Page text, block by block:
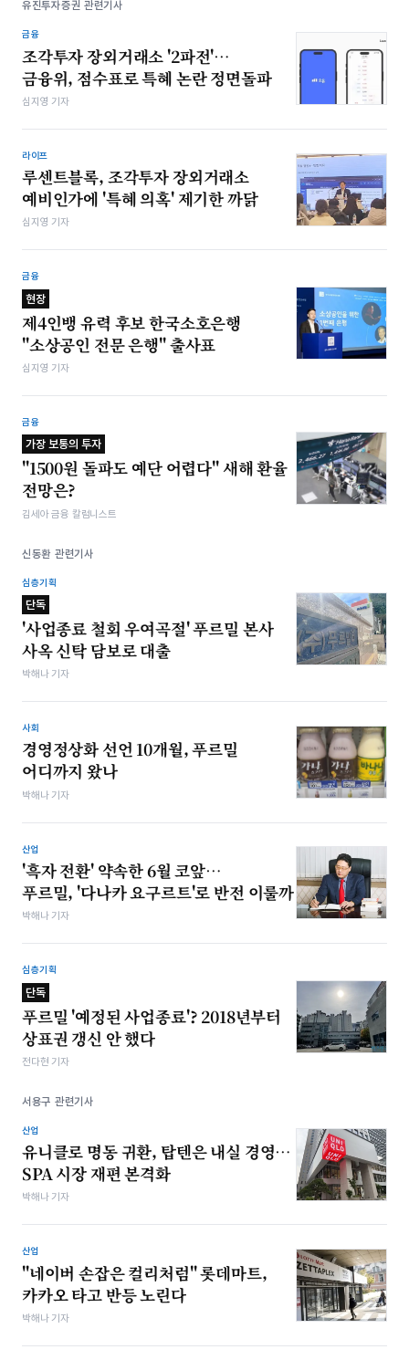
유진투자증권 관련기사
금융
조각투자 장외거래소 '2파전'…
금융위, 점수표로 특혜 논란 정면돌파
심지영 기자
라이프
루센트블록, 조각투자 장외거래소
예비인가에 '특혜 의혹' 제기한 까닭
심지영 기자
금융
현장
제4인뱅 유력 후보 한국소호은행
"소상공인 전문 은행" 출사표
심지영 기자
금융
가장 보통의 투자
"1500원 돌파도 예단 어렵다" 새해 환율
전망은?
김세아 금융 칼럼니스트
신동환 관련기사
심층기획
단독
'사업종료 철회 우여곡절' 푸르밀 본사
사옥 신탁 담보로 대출
박해나 기자
사회
경영정상화 선언 10개월, 푸르밀
어디까지 왔나
박해나 기자
산업
'흑자 전환' 약속한 6월 코앞…
푸르밀, '다나카 요구르트'로 반전 이룰까
박해나 기자
심층기획
단독
푸르밀 '예정된 사업종료'? 2018년부터
상표권 갱신 안 했다
전다현 기자
서용구 관련기사
산업
유니클로 명동 귀환, 탑텐은 내실 경영…
SPA 시장 재편 본격화
박해나 기자
산업
"네이버 손잡은 컬리처럼" 롯데마트,
카카오 타고 반등 노린다
박해나 기자